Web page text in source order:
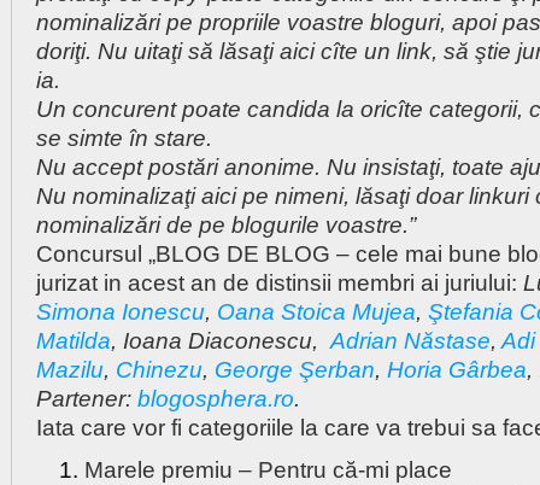
nominalizări pe propriile voastre bloguri, apoi
doriţi. Nu uitaţi să lăsaţi aici cîte un link, să ştie
ia.
Un concurent poate candida la oricîte categorii,
se simte în stare.
Nu accept postări anonime. Nu insistaţi, toate
Nu nominalizaţi aici pe nimeni, lăsaţi doar linkuri
nominalizări de pe blogurile voastre.”
Concursul „BLOG DE BLOG – cele mai bune
jurizat in acest an de distinsii membri ai juriului:
Simona Ionescu, Oana Stoica Mujea, Ştefania
Matilda, Ioana Diaconescu, Adrian Năstase,
Mazilu, Chinezu, George Şerban, Horia Gârbea,
Partener: blogosphera.ro.
Iata care vor fi categoriile la care va trebui sa
Marele premiu – Pentru că-mi place